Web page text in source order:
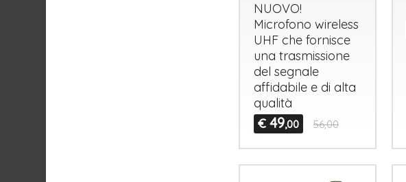
NUOVO!
Microfono wireless
UHFche fornisce
una trasmissione
del segnale
affidabile e di alta
qualità
€ 49,00 56,00